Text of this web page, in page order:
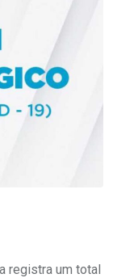
registra um total